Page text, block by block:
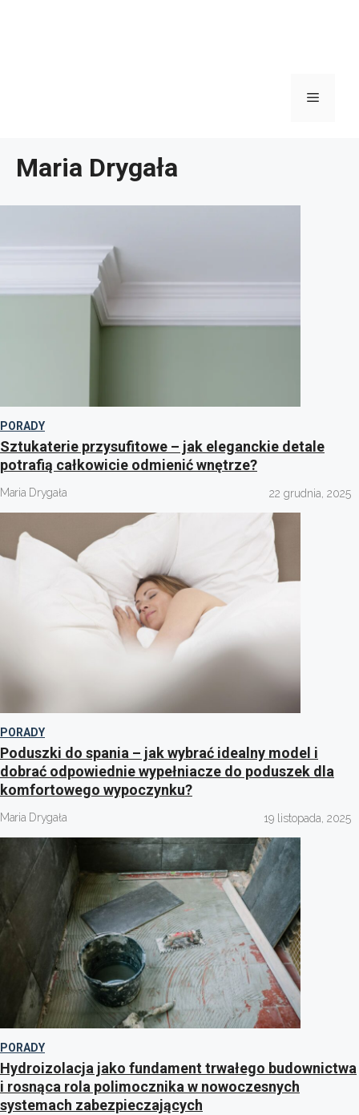
Menu
Maria Drygała
PORADY
Sztukaterie przysufitowe – jak eleganckie detale
potrafią całkowicie odmienić wnętrze?
Maria Drygała 22 grudnia, 2025
PORADY
Poduszki do spania – jak wybrać idealny model i
dobrać odpowiednie wypełniacze do poduszek dla
komfortowego wypoczynku?
Maria Drygała 19 listopada, 2025
PORADY
Hydroizolacja jako fundament trwałego budownictwa
i rosnąca rola polimocznika w nowoczesnych
systemach zabezpieczających